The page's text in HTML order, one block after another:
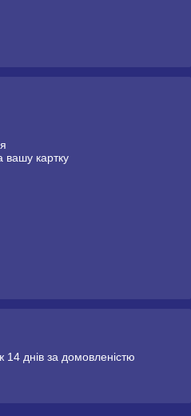
вашу картку
днів за домовленістю